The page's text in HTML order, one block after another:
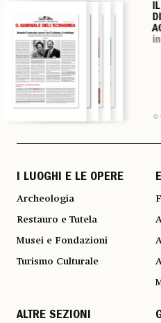
I LUOGHI E LE OPERE
Archeologia
Restauro e Tutela
Musei e Fondazioni
Turismo Culturale
ALTRE SEZIONI